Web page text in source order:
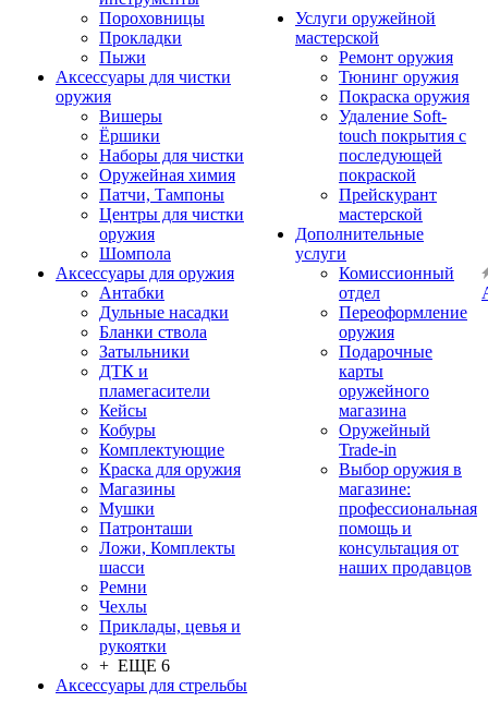
Пороховницы
Прокладки
Пыжи
Аксессуары для чистки
оружия
Вишеры
Ёршики
Наборы для чистки
Оружейная химия
Патчи, Тампоны
Центры для чистки
оружия
Шомпола
Аксессуары для оружия
Антабки
Дульные насадки
Бланки ствола
Затыльники
ДТК и
пламегасители
Кейсы
Кобуры
Комплектующие
Краска для оружия
Магазины
Мушки
Патронташи
Ложи, Комплекты
шасси
Ремни
Чехлы
Приклады, цевья и
рукоятки
+ ЕЩЕ 6
Аксессуары для стрельбы
Услуги оружейной
мастерской
Ремонт оружия
Тюнинг оружия
Покраска оружия
Удаление Soft-
touch покрытия с
последующей
покраской
Прейскурант
мастерской
Дополнительные
услуги
Комиссионный
отдел
Переоформление
оружия
Подарочные
карты
оружейного
магазина
Оружейный
Trade-in
Выбор оружия в
магазине:
профессиональная
помощь и
консультация от
наших продавцов